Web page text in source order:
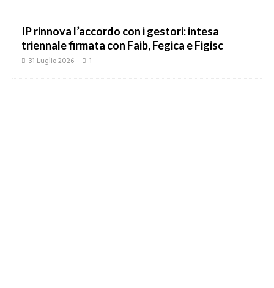
IP rinnova l’accordo con i gestori: intesa
triennale firmata con Faib, Fegica e Figisc
31 Luglio 2026 1